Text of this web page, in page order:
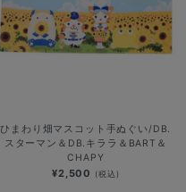
ひまわり畑マスコット手ぬぐい/DB.
スターマン＆DB.キララ＆BART＆
CHAPY
¥2,500 (税込)